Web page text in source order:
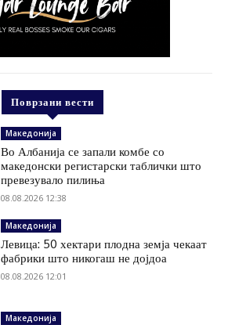
Поврзани вести
Македонија
Во Албанија се запали комбе со
македонски регистарски таблички што
превезувало пилиња
08.08.2026 12:38
Македонија
Левица: 50 хектари плодна земја чекаат
фабрики што никогаш не дојдоа
08.08.2026 12:01
Македонија